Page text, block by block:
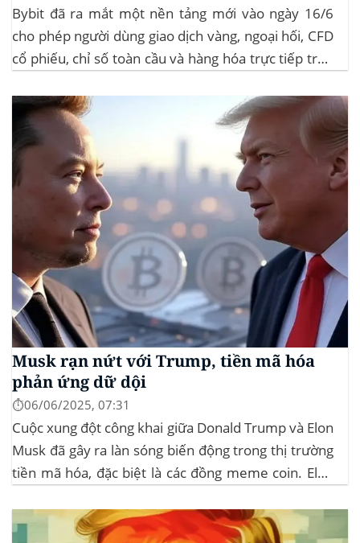
Bybit đã ra mắt một nền tảng mới vào ngày 16/6
cho phép người dùng giao dịch vàng, ngoại hối, CFD
cổ phiếu, chỉ số toàn cầu và hàng hóa trực tiếp trên
giao dịch tiền mã hóa...
Musk rạn nứt với Trump, tiền mã hóa
phản ứng dữ dội
⏱️06/06/2025, 07:31
Cuộc xung đột công khai giữa Donald Trump và Elon
Musk đã gây ra làn sóng biến động trong thị trường
tiền mã hóa, đặc biệt là các đồng meme coin. Elon
Government Efficiency) và chỉ trích dự luật “Big